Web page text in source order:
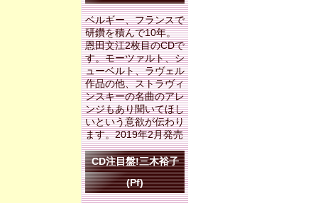
ベルギー、フランスで
研鑽を積んで10年。
恩田文江2枚目のCDで
す。モーツァルト、シ
ューベルト、ラヴェル
作品の他、ストラヴィ
ンスキーの名曲のアレ
ンジもあり聞いてほし
いという意欲が伝わり
ます。2019年2月発売
CD注目盤!三木裕子
(Pf)